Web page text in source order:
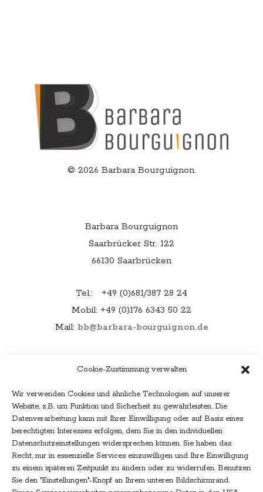
Cookie-Zustimmung verwalten
Wir verwenden Cookies und ähnliche Technologien auf unserer
Website, z.B. um Funktion und Sicherheit zu gewährleisten. Die
Datenverarbeitung kann mit Ihrer Einwilligung oder auf Basis eines
berechtigten Interesses erfolgen, dem Sie in den individuellen
Datenschutzeinstellungen widersprechen können. Sie haben das
Recht, nur in essenzielle Services einzuwilligen und Ihre Einwilligung
zu einem späteren Zeitpunkt zu ändern oder zu widerrufen. Benutzen
Sie den "Einstellungen"-Knopf an Ihrem unteren Bildschirmrand.
© 2026 Barbara Bourguignon.
Barbara Bourguignon
Saarbrücker Str. 122
66130 Saarbrücken
Tel.: +49 (0)681/387 28 24
Mobil: +49 (0)176 6343 50 22
Mail: bb@barbara-bourguignon.de
Menu
Konzipieren
Texten
Managen
Text-Expertin